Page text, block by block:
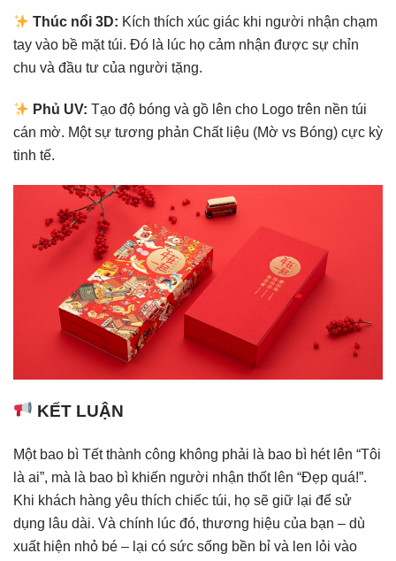
Thúc nổi 3D: Kích thích xúc giác khi người nhận chạm
tay vào bề mặt túi. Đó là lúc họ cảm nhận được sự chỉn
chu và đầu tư của người tặng.
Phủ UV: Tạođộ bóng và gồ lên cho Logo trên nền túi
cán mờ. Một sự tương phản Chất liệu (Mờ vs Bóng) cực kỳ
tinh tế.
KẾT LUẬN
Một bao bì Tết thành công không phải là bao bì hét lên “Tôi
là ai”, mà là bao bì khiến người nhận thốt lên “Đẹp quá!”.
Khi khách hàng yêu thích chiếc túi, họ sẽ giữ lại để sử
dụng lâu dài. Và chính lúc đó, thương hiệu của bạn – dù
xuất hiện nhỏ bé – lại có sức sống bền bỉ và len lỏi vào